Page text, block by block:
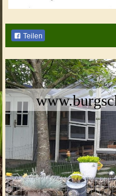
Teilen